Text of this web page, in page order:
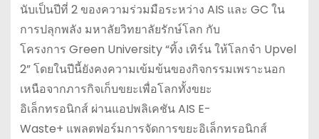
นับเป็นปีที่ 2 ของความร่วมมือระหว่าง AIS และ GC ใน
การปลุกพลัง มหาลัยวิทยาลัยรักษ์โลก กับ
โครงการ Green University “ทิ้ง เทิร์น ให้โลกจำ Upvel
2” โดยในปีนี้ยังคงความเข้มข้นของกิจกรรมเพราะนอก
เหนือจากภารกิจเก็บขยะเพื่อโลกทั้งขยะ
อิเล็กทรอนิกส์ ผ่านแอปพลิเคชัน AIS E-
Waste+ แพลตฟอร์มการจัดการขยะอิเล็กทรอนิกส์